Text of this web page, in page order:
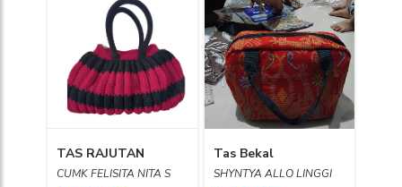
TAS RAJUTAN
CUMK FELISITA NITA S
Tas Bekal
SHYNTYA ALLO LINGGI